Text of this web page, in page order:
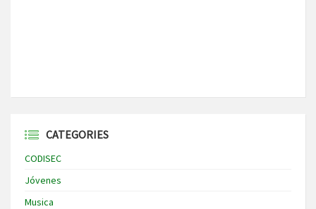
CATEGORIES
CODISEC
Jóvenes
Musica